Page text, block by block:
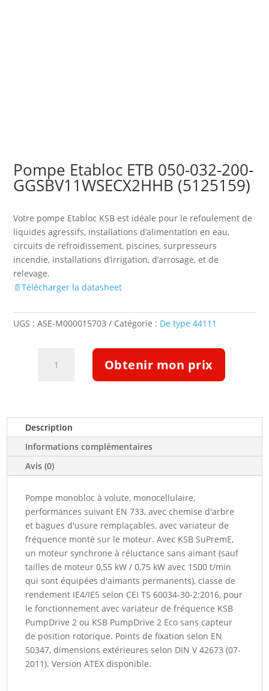
Pompe Etabloc ETB 050-032-200-
GGSBV11WSECX2HHB (5125159)
Votre pompe Etabloc KSB est idéale pour le refoulement de
liquides agressifs, installations d’alimentation en eau,
circuits de refroidissement, piscines, surpresseurs
incendie, installations d’irrigation, d’arrosage, et de
relevage.
📄Télécharger la datasheet
UGS :ASE-M000015703 Catégorie : De type 44111
050-
032-
200-
GGSBV11WSECX2HHB
(5125159)
Obtenir mon prix
Description
Informations complémentaires
Avis (0)
Pompe monobloc à volute, monocellulaire,
performances suivant EN 733, avec chemise d'arbre
et bagues d'usure remplaçables, avec variateur de
fréquence monté sur le moteur. Avec KSB SuPremE,
un moteur synchrone à réluctance sans aimant (sauf
tailles de moteur 0,55 kW / 0,75 kW avec 1500 t/min
qui sont équipées d'aimants permanents), classe de
rendement IE4/IE5 selon CEI TS 60034-30-2:2016, pour
le fonctionnement avec variateur de fréquence KSB
PumpDrive 2 ou KSB PumpDrive 2 Eco sans capteur
de position rotorique. Points de fixation selon EN
50347, dimensions extérieures selon DIN V 42673 (07-
2011). Version ATEX disponible.